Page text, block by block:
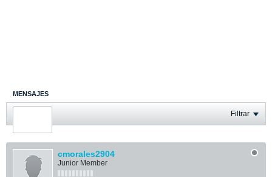
MENSAJES
ÚLTIMA ACTIVIDAD Filtrar
cmorales2904
Junior Member